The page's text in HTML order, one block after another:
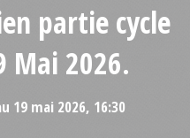
partie cycle
Mai 2026.
19 mai 2026, 16:30